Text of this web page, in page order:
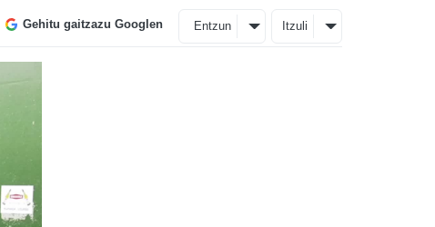
Gehitu gaitzazu Googlen Entzun Itzuli